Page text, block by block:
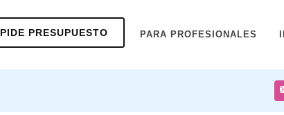
PIDE PRESUPUESTO PARA PROFESIONALES